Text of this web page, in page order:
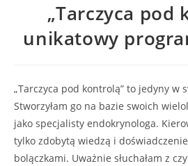
„Tarczyca pod
unikatowy
„Tarczyca pod kontrolą” to jedyny w
Stworzyłam go na bazie swoich
jako specjalisty endokrynologa.
tylko zdobytą wiedzą i
bolączkami. Uważnie słuchałam z